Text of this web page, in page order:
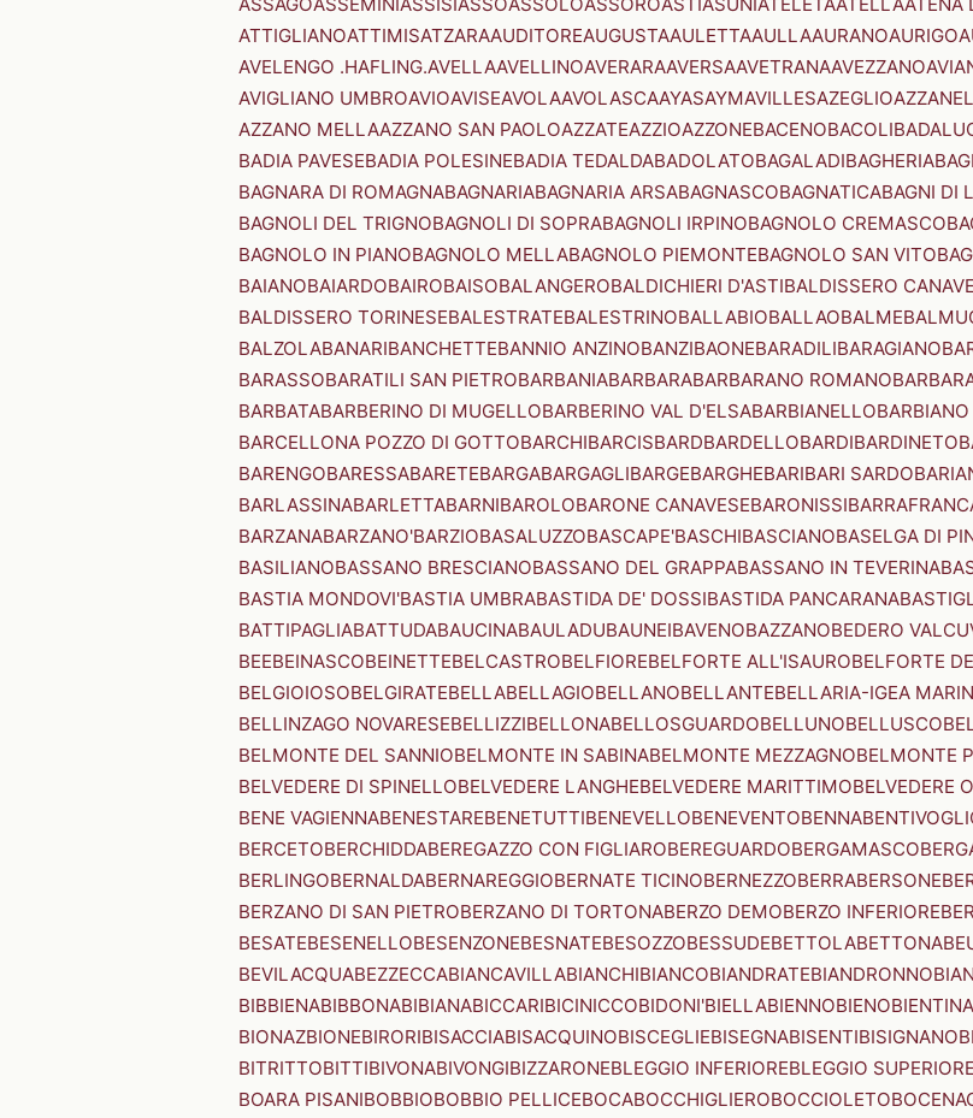
ATTIGLIANOATTIMISATZARAAUDITOREAUGUSTAAULETTAAULLAAURANOAURIGO
AVELENGO .HAFLING.AVELLAAVELLINOAVERARAAVERSAAVETRANAAVEZZANO
AVIGLIANO UMBROAVIOAVISEAVOLAAVOLASCAAYASAYMAVILLESAZEGLIO
AZZANO MELLAAZZANO SAN PAOLOAZZATEAZZIOAZZONEBACENOBACOLI
BADIA PAVESEBADIA POLESINEBADIA TEDALDABADOLATOBAGALADIBAGHERIA
BAGNARA DI ROMAGNABAGNARIABAGNARIA ARSABAGNASCOBAGNATICABAGNI DI
BAGNOLI DEL TRIGNOBAGNOLI DI SOPRABAGNOLI IRPINOBAGNOLO CREMASCO
BAGNOLO IN PIANOBAGNOLO MELLABAGNOLO PIEMONTEBAGNOLO SAN VITO
BAIANOBAIARDOBAIROBAISOBALANGEROBALDICHIERI D'ASTIBALDISSERO
BALDISSERO TORINESEBALESTRATEBALESTRINOBALLABIOBALLAOBALME
BALZOLABANARIBANCHETTEBANNIO ANZINOBANZIBAONEBARADILIBARAGIANO
BARASSOBARATILI SAN PIETROBARBANIABARBARABARBARANO ROMANO
BARBATABARBERINO DI MUGELLOBARBERINO VAL D'ELSABARBIANELLO
BARCELLONA POZZO DI GOTTOBARCHIBARCISBARDBARDELLOBARDIBARDINETO
BARENGOBARESSABARETEBARGABARGAGLIBARGEBARGHEBARIBARI SARDO
BARLASSINABARLETTABARNIBAROLOBARONE CANAVESEBARONISSI
BARZANABARZANO'BARZIOBASALUZZOBASCAPE'BASCHIBASCIANOBASELGA DI
BASILIANOBASSANO BRESCIANOBASSANO DEL GRAPPABASSANO IN TEVERINA
BASTIA MONDOVI'BASTIA UMBRABASTIDA DE' DOSSIBASTIDA PANCARANA
BATTIPAGLIABATTUDABAUCINABAULADUBAUNEIBAVENOBAZZANOBEDERO
BEEBEINASCOBEINETTEBELCASTROBELFIOREBELFORTE ALL'ISAUROBELFORTE
BELGIOIOSOBELGIRATEBELLABELLAGIOBELLANOBELLANTEBELLARIA-IGEA
BELLINZAGO NOVARESEBELLIZZIBELLONABELLOSGUARDOBELLUNOBELLUSCO
BELMONTE DEL SANNIOBELMONTE IN SABINABELMONTE MEZZAGNOBELMONTE
BELVEDERE DI SPINELLOBELVEDERE LANGHEBELVEDERE MARITTIMOBELVEDERE
BENE VAGIENNABENESTAREBENETUTTIBENEVELLOBENEVENTOBENNA
BERCETOBERCHIDDABEREGAZZO CON FIGLIAROBEREGUARDOBERGAMASCO
BERLINGOBERNALDABERNAREGGIOBERNATE TICINOBERNEZZOBERRABERSONE
BERZANO DI SAN PIETROBERZANO DI TORTONABERZO DEMOBERZO INFERIORE
BESATEBESENELLOBESENZONEBESNATEBESOZZOBESSUDEBETTOLABETTONA
BEVILACQUABEZZECCABIANCAVILLABIANCHIBIANCOBIANDRATEBIANDRONNO
BIBBIENABIBBONABIBIANABICCARIBICINICCOBIDONI'BIELLABIENNOBIENOBIENTINA
BIONAZBIONEBIRORIBISACCIABISACQUINOBISCEGLIEBISEGNABISENTIBISIGNANO
BITRITTOBITTIBIVONABIVONGIBIZZARONEBLEGGIO INFERIOREBLEGGIO SUPERIORE
BOARA PISANIBOBBIOBOBBIO PELLICEBOCABOCCHIGLIEROBOCCIOLETO